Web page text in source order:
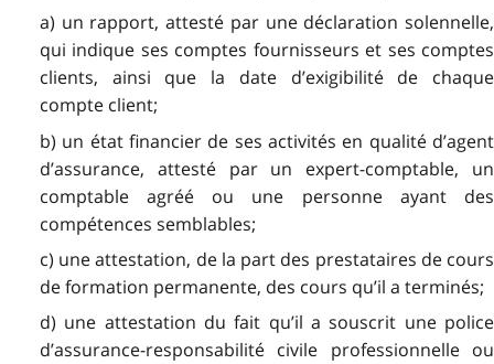
a) un rapport, attesté par une déclaration solennelle,
qui indique ses comptes fournisseurs et ses comptes
clients, ainsi que la date d’exigibilité de chaque
compte client;
b) un état financier de ses activités en qualité d’agent
d’assurance, attesté par un expert-comptable, un
comptable agréé ou une personne ayant des
compétences semblables;
c) une attestation, de la part des prestataires de cours
de formation permanente, des cours qu’il a terminés;
d) une attestation du fait qu’il a souscrit une police
d’assurance-responsabilité civile professionnelle ou